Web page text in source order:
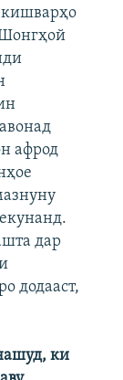
кишварҳо
афрод
дар
додааст,
ки